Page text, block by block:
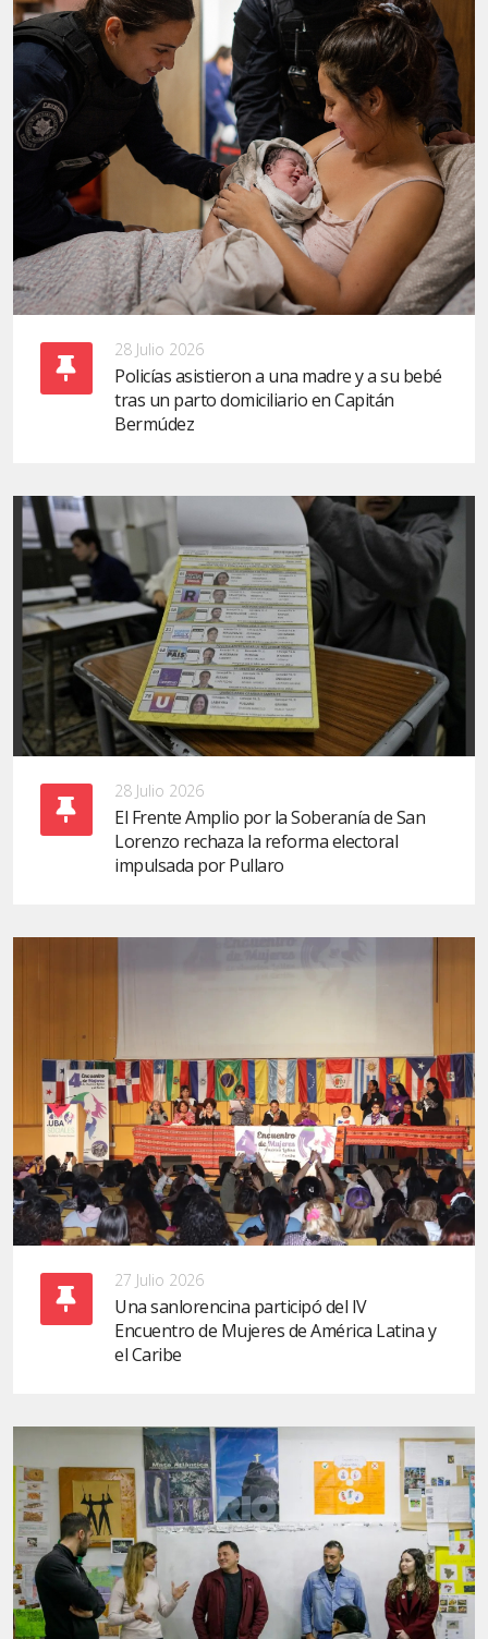
28 Julio 2026
Policías asistieron a una madre y a su bebé
tras un parto domiciliario en Capitán
Bermúdez
28 Julio 2026
El Frente Amplio por la Soberanía de San
Lorenzo rechaza la reforma electoral
impulsada por Pullaro
27 Julio 2026
Una sanlorencina participó del IV
Encuentro de Mujeres de América Latina y
el Caribe